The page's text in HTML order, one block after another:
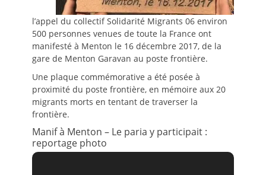
l’appel du collectif Solidarité Migrants 06 environ
500 personnes venues de toute la France ont
manifesté à Menton le 16 décembre 2017, de la
gare de Menton Garavan au poste frontière.
Une plaque commémorative a été posée à
proximité du poste frontière, en mémoire aux 20
migrants morts en tentant de traverser la
frontière.
Manif à Menton – Le paria y participait :
reportage photo